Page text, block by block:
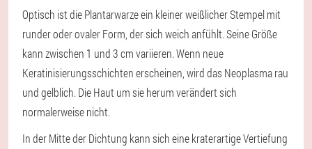
Optisch ist die Plantarwarze ein kleiner weißlicher Stempel mit
runder oder ovaler Form, der sich weich anfühlt. Seine Größe
kann zwischen 1 und 3 cm variieren. Wenn neue
Keratinisierungsschichten erscheinen, wird das Neoplasma rau
und gelblich. Die Haut um sie herum verändert sich
normalerweise nicht.
In der Mitte der Dichtung kann sich eine kraterartige Vertiefung